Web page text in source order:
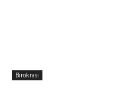
Birokrasi